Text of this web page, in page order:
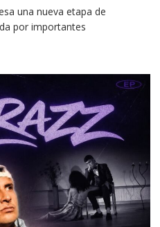
una nueva etapa de
por importantes